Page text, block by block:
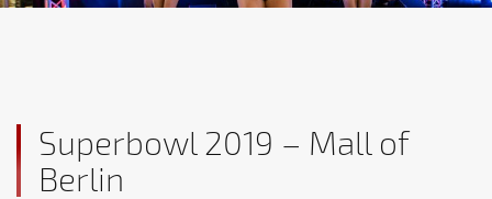
Superbowl 2019 – Mall of
Berlin